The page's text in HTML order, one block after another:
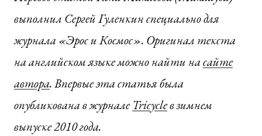
выполнил Сергей Гуленкин специально для
журнала «Эрос и Космос». Оригинал текста
на английском языке можно найти насайте
автора.Впервые эта статья была
опубликована в журналеTricycleв зимнем
выпуске 2010 года.